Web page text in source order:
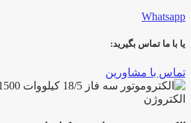
Whatsapp
یا با ما تماس بگیرید:
تماس با مشاورین